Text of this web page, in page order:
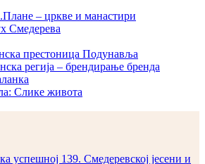
– цркве и манастири
Смедерева
престоница Подунавља
регија – брендирање бренда
Слике живота
успешној 139. Смедеревској јесени и